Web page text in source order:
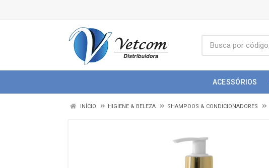
ACESSÓRIOS
INÍCIO HIGIENE & BELEZA SHAMPOOS & CONDICIONADORES